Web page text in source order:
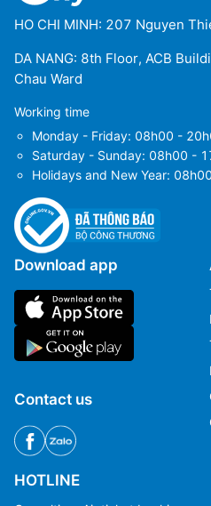
HO CHI MINH: 207 Nguyen
DA NANG: 8th Floor, ACB
Chau Ward
Working time
Monday - Friday: 08h00 -
Saturday - Sunday: 08h00 -
Holidays and New Year:
Download app
Contact us
HOTLINE